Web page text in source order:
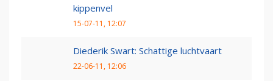
kippenvel
15-07-11, 12:07
Diederik Swart: Schattige luchtvaart
22-06-11, 12:06